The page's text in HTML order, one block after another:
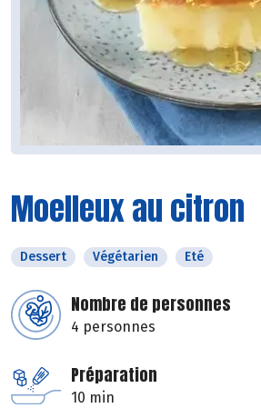
Moelleux au citron
Dessert Végétarien Eté
Nombre de personnes
4 personnes
Préparation
10 min